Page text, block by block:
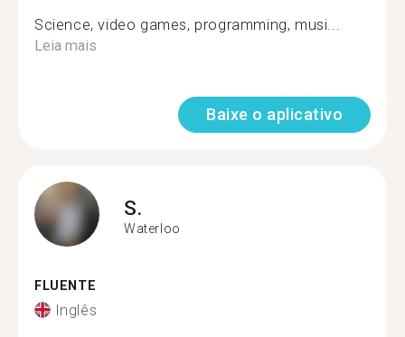
Science, video games, programming, musi...
Leia mais
Baixe o aplicativo
S.
Waterloo
FLUENTE
Inglês